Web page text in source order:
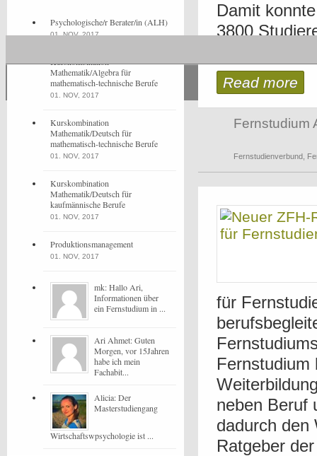
Damit
3800
Read more
Fernstudium
Fernstudienverbund
für
Fernstudium
neben Beruf
dadurch den
Ratgeber
Psychologische/r Berater/in (ALH)
01. NOV, 2017
Kurskombination
Mathematik/Algebra für
mathematisch-technische Berufe
01. NOV, 2017
Kurskombination
Mathematik/Deutsch für
mathematisch-technische Berufe
01. NOV, 2017
Kurskombination
Mathematik/Deutsch für
kaufmännische Berufe
01. NOV, 2017
Produktionsmanagement
01. NOV, 2017
mk: Hallo Ari,
Informationen über
ein Fernstudium in ...
Ari Ahmet: Guten
Morgen, vor 15Jahren
habe ich mein
Fachabit...
Alicia: Der
Masterstudiengang
Wirtschaftswpsychologie ist ...